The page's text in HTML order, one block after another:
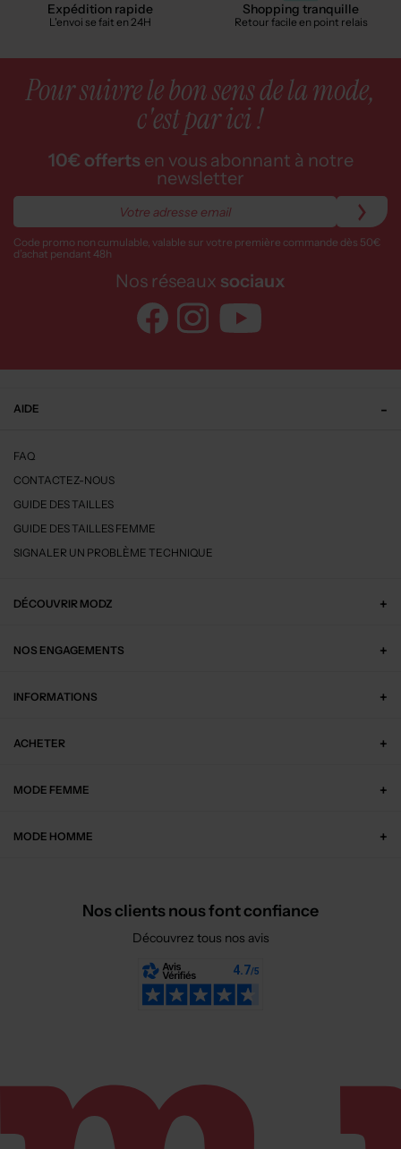
Expédition rapide
L'envoi se fait en 24H
Shopping tranquille
Retour facile en point relais
Pour suivre le bon sens de la mode,
c'est par ici !
10€ offerts en vous abonnant à notre
newsletter
Code promo non cumulable, valable sur votre première commande dès 50€
d’achat pendant 48h
Nos réseaux sociaux
AIDE
FAQ
CONTACTEZ-NOUS
GUIDE DES TAILLES
GUIDE DES TAILLES FEMME
SIGNALER UN PROBLÈME TECHNIQUE
DÉCOUVRIR MODZ
NOS ENGAGEMENTS
INFORMATIONS
ACHETER
MODE FEMME
MODE HOMME
Nos clients nous font confiance
Découvrez tous nos avis